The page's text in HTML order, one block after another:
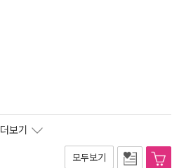
더보기
모두보기